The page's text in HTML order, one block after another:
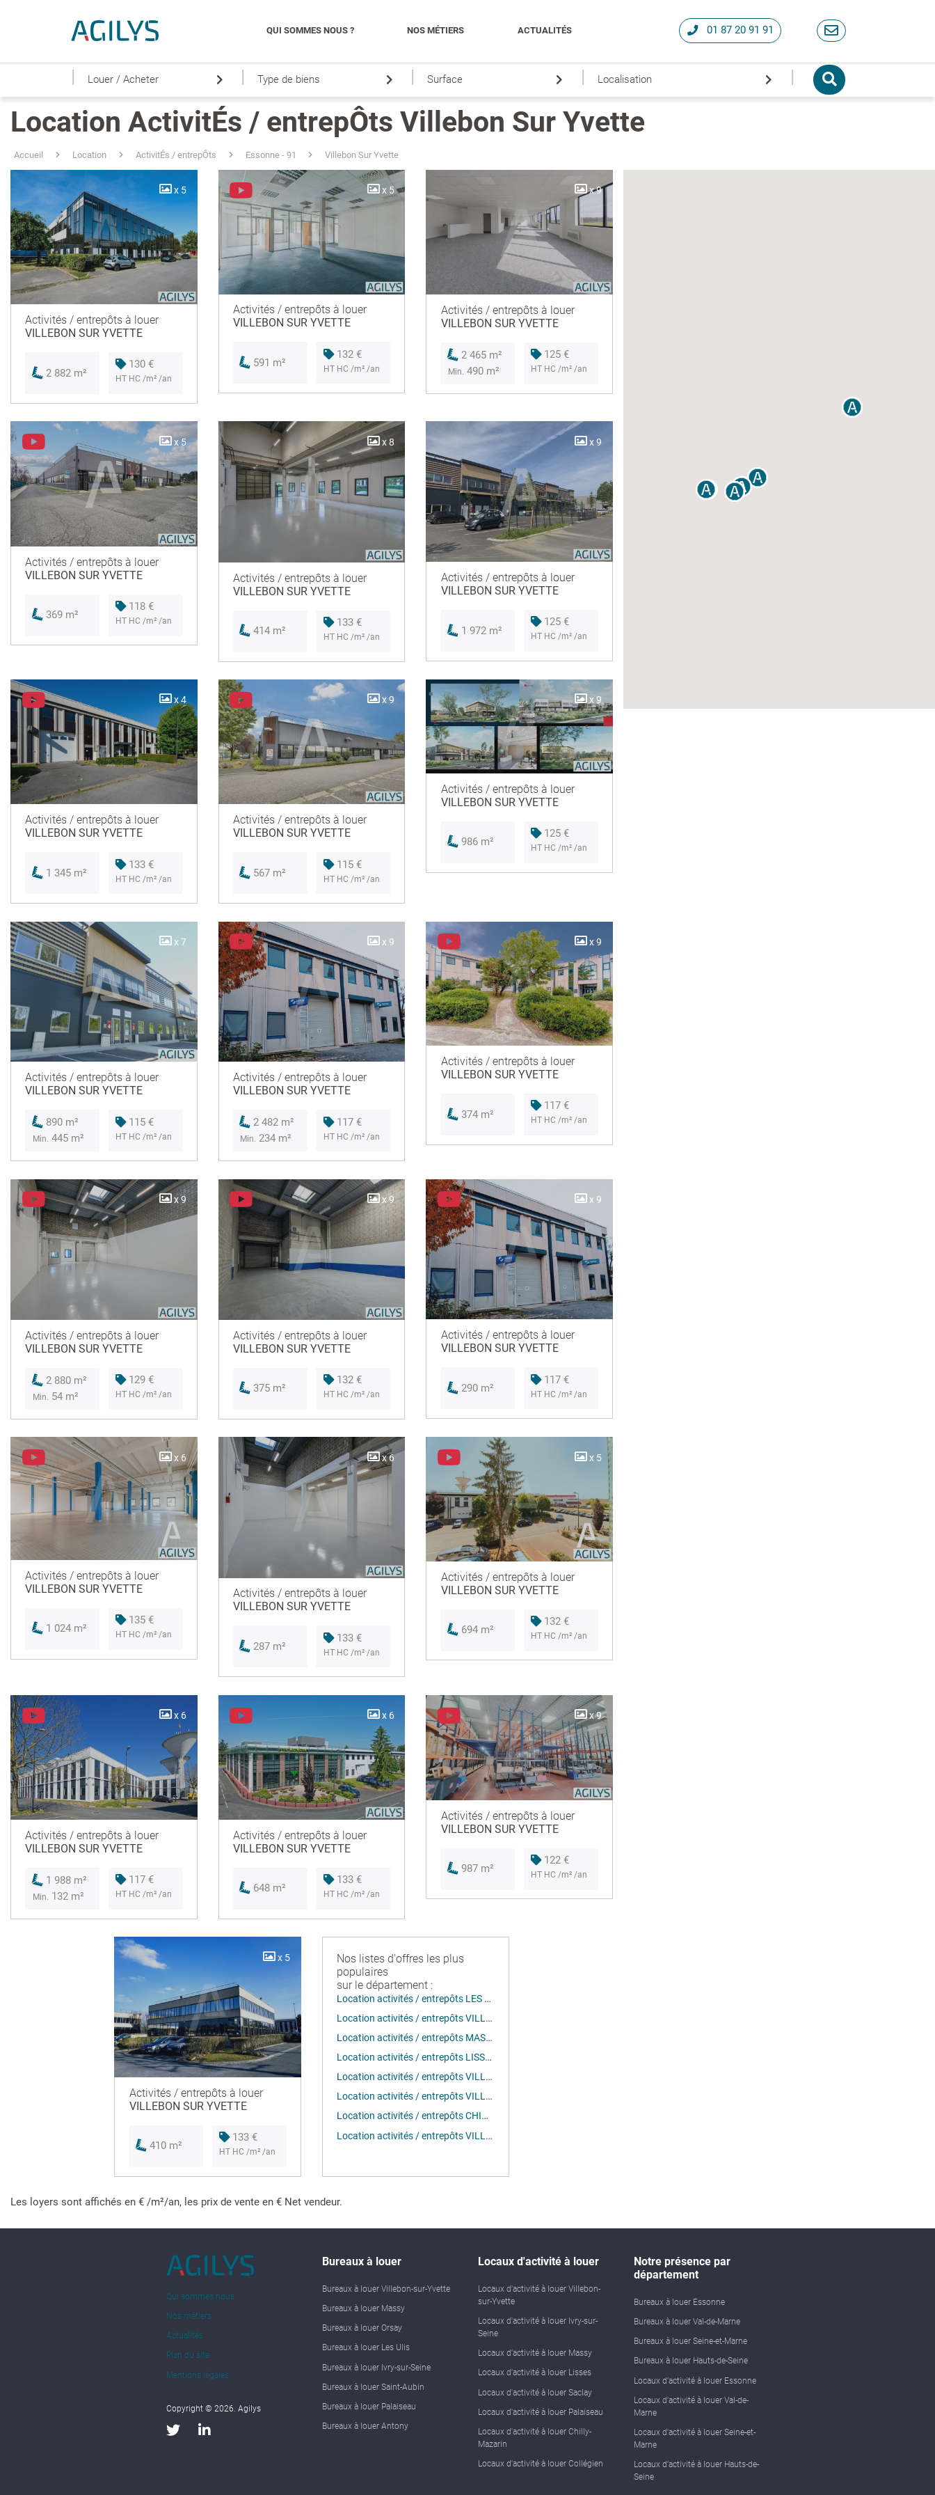
QUI SOMMES NOUS ? NOS MÉTIERS ACTUALITÉS 01 87 20 91 91
| Louer / Acheter | Type de biens | Surface | Localisation |
Location ActivitÉs / entrepÔts Villebon Sur Yvette
Accueil Location ActivitÉs / entrepÔts Essonne - 91 Villebon Sur Yvette
x 5
Activités / entrepôts à louer
VILLEBON SUR YVETTE
2 882 m²
130 €
HT HC /m² /an
x 5
Activités / entrepôts à louer
VILLEBON SUR YVETTE
591 m²
132 €
HT HC /m² /an
x 9
Activités / entrepôts à louer
VILLEBON SUR YVETTE
2 465 m²
Min. 490 m²
125 €
HT HC /m² /an
x 5
Activités / entrepôts à louer
VILLEBON SUR YVETTE
369 m²
118 €
HT HC /m² /an
x 8
Activités / entrepôts à louer
VILLEBON SUR YVETTE
414 m²
133 €
HT HC /m² /an
x 9
Activités / entrepôts à louer
VILLEBON SUR YVETTE
1 972 m²
125 €
HT HC /m² /an
x 4
Activités / entrepôts à louer
VILLEBON SUR YVETTE
1 345 m²
133 €
HT HC /m² /an
x 9
Activités / entrepôts à louer
VILLEBON SUR YVETTE
567 m²
115 €
HT HC /m² /an
x 9
Activités / entrepôts à louer
VILLEBON SUR YVETTE
986 m²
125 €
HT HC /m² /an
x 7
Activités / entrepôts à louer
VILLEBON SUR YVETTE
890 m²
Min. 445 m²
115 €
HT HC /m² /an
x 9
Activités / entrepôts à louer
VILLEBON SUR YVETTE
2 482 m²
Min. 234 m²
117 €
HT HC /m² /an
x 9
Activités / entrepôts à louer
VILLEBON SUR YVETTE
374 m²
117 €
HT HC /m² /an
x 9
Activités / entrepôts à louer
VILLEBON SUR YVETTE
2 880 m²
Min. 54 m²
129 €
HT HC /m² /an
x 9
Activités / entrepôts à louer
VILLEBON SUR YVETTE
375 m²
132 €
HT HC /m² /an
x 9
Activités / entrepôts à louer
VILLEBON SUR YVETTE
290 m²
117 €
HT HC /m² /an
x 6
Activités / entrepôts à louer
VILLEBON SUR YVETTE
1 024 m²
135 €
HT HC /m² /an
x 6
Activités / entrepôts à louer
VILLEBON SUR YVETTE
287 m²
133 €
HT HC /m² /an
x 5
Activités / entrepôts à louer
VILLEBON SUR YVETTE
694 m²
132 €
HT HC /m² /an
x 6
Activités / entrepôts à louer
VILLEBON SUR YVETTE
1 988 m²
Min. 132 m²
117 €
HT HC /m² /an
x 6
Activités / entrepôts à louer
VILLEBON SUR YVETTE
648 m²
133 €
HT HC /m² /an
x 9
Activités / entrepôts à louer
VILLEBON SUR YVETTE
987 m²
122 €
HT HC /m² /an
x 5
Activités / entrepôts à louer
VILLEBON SUR YVETTE
410 m²
133 €
HT HC /m² /an
Nos listes d'offres les plus
populaires
sur le département :
Location activités / entrepôts LES ULIS (91940)
Location activités / entrepôts VILLEBON SUR YVETTE (91140)
Location activités / entrepôts MASSY (91300)
Location activités / entrepôts LISSES (91090)
Location activités / entrepôts VILLEBON SUR YVETTE (91940)
Location activités / entrepôts VILLEBON-SUR-YVETTE (91140)
Location activités / entrepôts CHILLY MAZARIN (91380)
Location activités / entrepôts VILLEJUST (91140)
Les loyers sont affichés en € /m²/an, les prix de vente en € Net vendeur.
Qui sommes nous
Nos métiers
Actualités
Plan du site
Mentions légales
Copyright © 2026. Agilys
Bureaux à louer
Bureaux à louer Villebon-sur-Yvette
Bureaux à louer Massy
Bureaux à louer Orsay
Bureaux à louer Les Ulis
Bureaux à louer Ivry-sur-Seine
Bureaux à louer Saint-Aubin
Bureaux à louer Palaiseau
Bureaux à louer Antony
Locaux d'activité à louer
Locaux d'activité à louer Villebon-
sur-Yvette
Locaux d'activité à louer Ivry-sur-
Seine
Locaux d'activité à louer Massy
Locaux d'activité à louer Lisses
Locaux d'activité à louer Saclay
Locaux d'activité à louer Palaiseau
Locaux d'activité à louer Chilly-
Mazarin
Locaux d'activité à louer Collégien
Notre présence par
département
Bureaux à louer Essonne
Bureaux à louer Val-de-Marne
Bureaux à louer Seine-et-Marne
Bureaux à louer Hauts-de-Seine
Locaux d'activité à louer Essonne
Locaux d'activité à louer Val-de-
Marne
Locaux d'activité à louer Seine-et-
Marne
Locaux d'activité à louer Hauts-de-
Seine